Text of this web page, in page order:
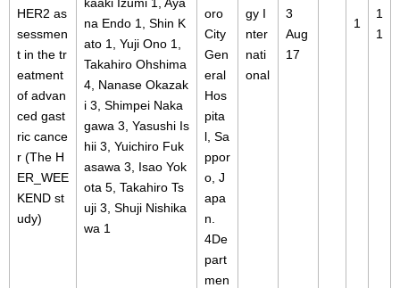
HER2 as
sessmen
t in the tr
eatment
of advan
ced gast
ric cance
r (The H
ER_WEE
KEND st
udy)
na Endo 1, Shin K
ato 1, Yuji Ono 1,
Takahiro Ohshima
4, Nanase Okazak
i 3, Shimpei Naka
gawa 3, Yasushi Is
hii 3, Yuichiro Fuk
asawa 3, Isao Yok
ota 5, Takahiro Ts
uji 3, Shuji Nishika
wa 1
oro
City
Gen
eral
Hos
pita
l, Sa
ppor
o, J
apa
n.
4De
part
men
gy I
nter
nati
onal
3
Aug
17
1
1
1